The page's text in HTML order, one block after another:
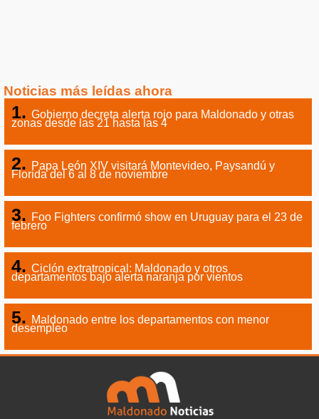
Noticias más leídas ahora
Gobierno decreta alerta rojo para Maldonado y otras
zonas desde las 21 hasta las 4
Papa León XIV visitará Montevideo, Paysandú y
Florida del 6 al 8 de noviembre
Foo Fighters confirmó show en Uruguay para el 23 de
febrero
Ciclón extratropical: Maldonado y otros
departamentos bajo alerta naranja por vientos
Maldonado entre los departamentos con menor
desempleo